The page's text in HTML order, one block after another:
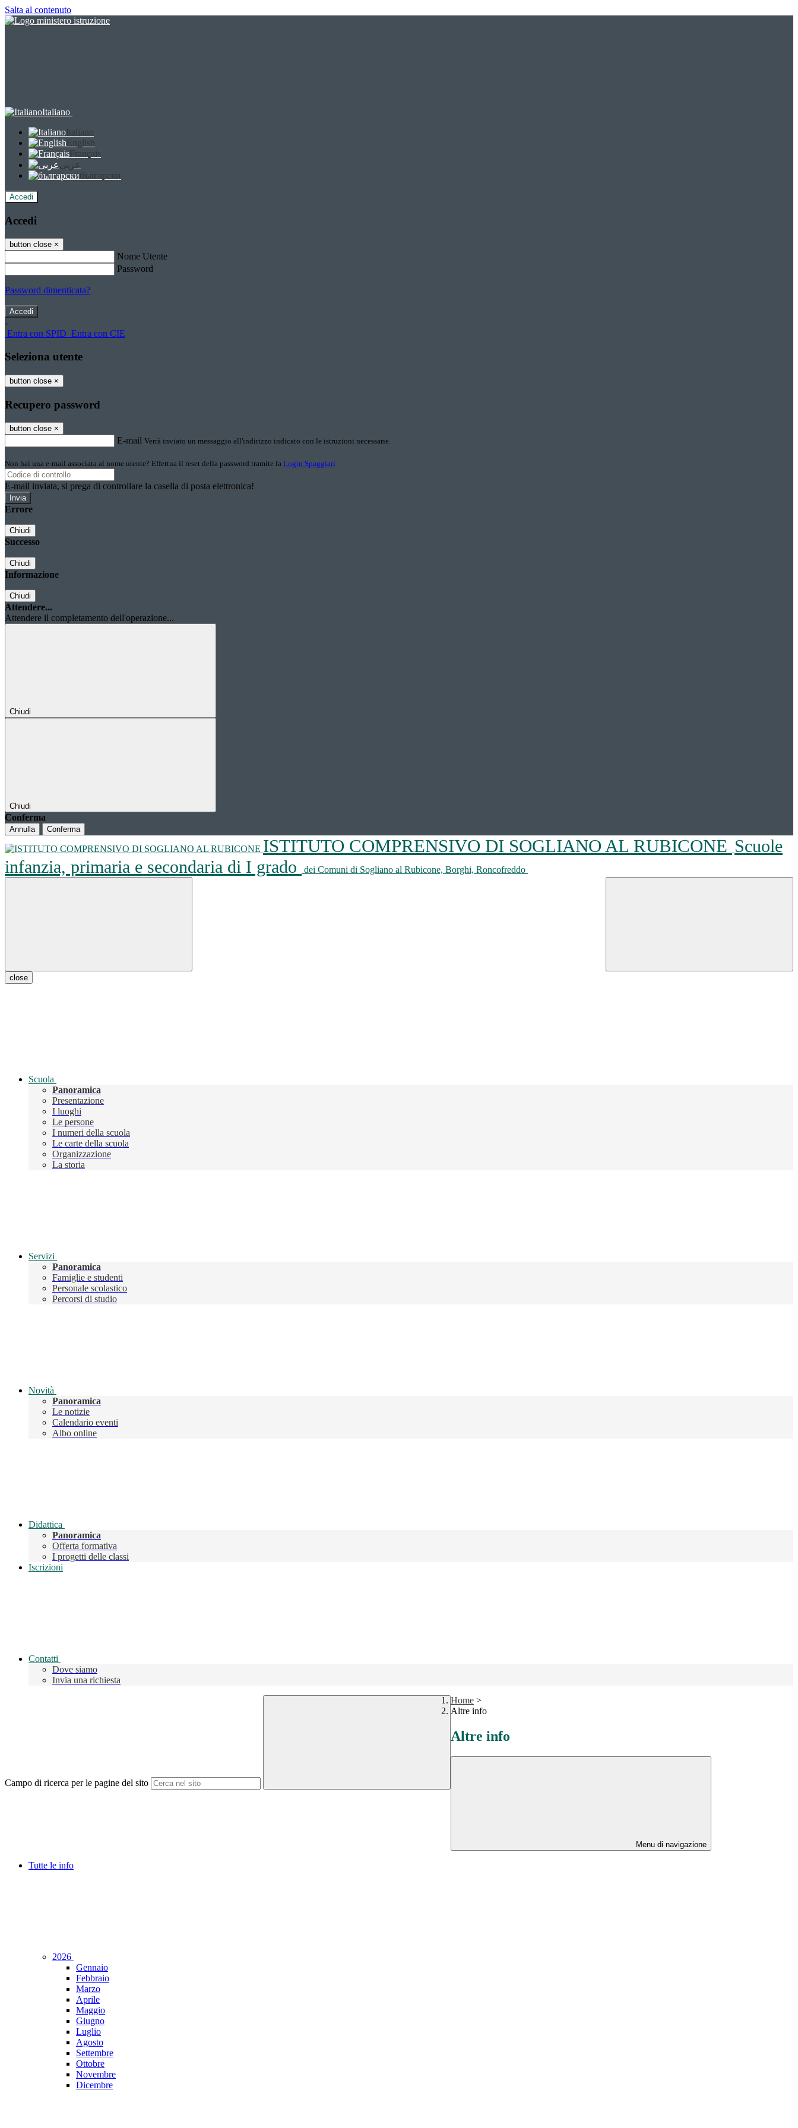
Salta al contenuto
Italiano
Italiano
English
Français
عربى
български
Accedi
Accedi
button close ×
Nome Utente
Password
Password dimenticata?
-
Entra con SPID Entra con CIE
Seleziona utente
button close ×
Recupero password
button close ×
E-mail Verrà inviato un messaggio all'indirizzo indicato con le istruzioni necessarie.
Non hai una e-mail associata al nome utente? Effettua il reset della password tramite la Login Spaggiari
E-mail inviata, si prega di controllare la casella di posta elettronica!
Errore
Chiudi
Successo
Chiudi
Informazione
Chiudi
Attendere...
Attendere il completamento dell'operazione...
Chiudi
Chiudi
Conferma
Annulla Conferma
ISTITUTO COMPRENSIVO DI SOGLIANO AL RUBICONE Scuole
infanzia, primaria e secondaria di I grado
dei Comuni di Sogliano al Rubicone, Borghi, Roncofreddo
close
Scuola
Panoramica
Presentazione
I luoghi
Le persone
I numeri della scuola
Le carte della scuola
Organizzazione
La storia
Servizi
Panoramica
Famiglie e studenti
Personale scolastico
Percorsi di studio
Novità
Panoramica
Le notizie
Calendario eventi
Albo online
Didattica
Panoramica
Offerta formativa
I progetti delle classi
Iscrizioni
Contatti
Dove siamo
Invia una richiesta
Campo di ricerca per le pagine del sito
Home >
Altre info
Altre info
Menu di navigazione
Tutte le info
2026
Gennaio
Febbraio
Marzo
Aprile
Maggio
Giugno
Luglio
Agosto
Settembre
Ottobre
Novembre
Dicembre